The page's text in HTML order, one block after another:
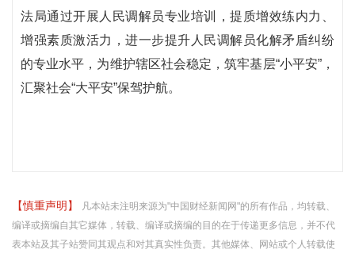
法局通过开展人民调解员专业培训，提质增效练内力、
增强素质激活力，进一步提升人民调解员化解矛盾纠纷
的专业水平，为维护辖区社会稳定，筑牢基层“小平安”，
汇聚社会“大平安”保驾护航。
【慎重声明】
凡本站未注明来源为"中国财经新闻网"的所有作品，均转载、
编译或摘编自其它媒体，转载、编译或摘编的目的在于传递更多信息，并不代
表本站及其子站赞同其观点和对其真实性负责。其他媒体、网站或个人转载使